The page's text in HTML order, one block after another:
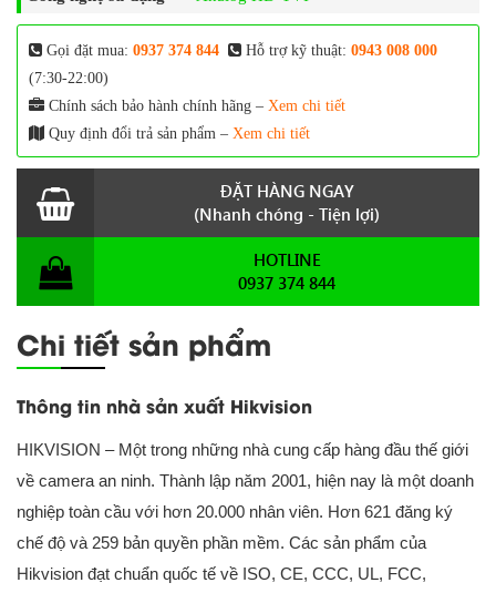
Gọi đặt mua: 0937 374 844 Hỗ trợ kỹ thuật: 0943 008 000
(7:30-22:00)
Chính sách bảo hành chính hãng – Xem chi tiết
Quy định đổi trả sản phẩm – Xem chi tiết
ĐẶT HÀNG NGAY
(Nhanh chóng - Tiện lợi)
HOTLINE
0937 374 844
Chi tiết sản phẩm
Thông tin nhà sản xuất Hikvision
HIKVISION – Một trong những nhà cung cấp hàng đầu thế giới
về camera an ninh. Thành lập năm 2001, hiện nay là một doanh
nghiệp toàn cầu với hơn 20.000 nhân viên. Hơn 621 đăng ký
chế độ và 259 bản quyền phần mềm. Các sản phẩm của
Hikvision đạt chuẩn quốc tế về ISO, CE, CCC, UL, FCC,